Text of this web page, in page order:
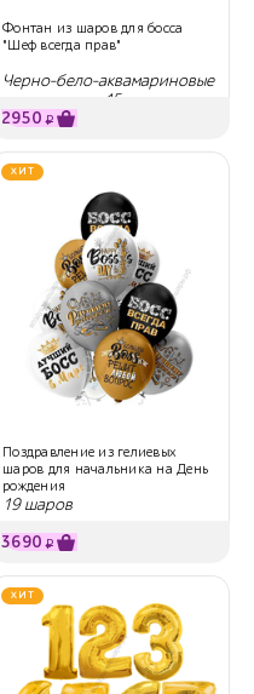
Фонтан из шаров для босса
"Шеф всегда прав"
Черно-бело-аквамариновые
с надписями, 15 шт
2950 ₽
ХИТ
Поздравление из гелиевых
шаров для начальника на День
рождения
19 шаров
3690 ₽
ХИТ